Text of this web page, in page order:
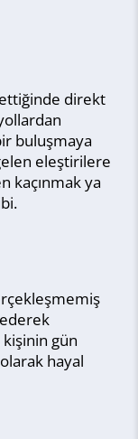
direkt
buluşmaya
eleştirilere
kaçınmak ya
kişinin gün
hayal